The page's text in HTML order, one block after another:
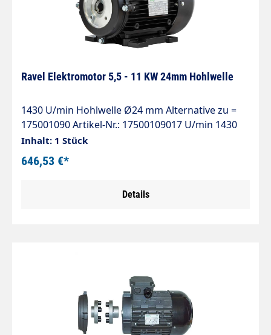
Ravel Elektromotor 5,5 - 11 KW 24mm Hohlwelle
1430 U/min Hohlwelle Ø24 mm Alternative zu =
175001090 Artikel-Nr.: 17500109017 U/min 1430
400 Volt 5,5 / 7,5 / 11 KW verfügbar IP54
20.0/11.55A / 25.1/14.5A / 32,4/16,9A
Inhalt: 1 Stück
646,53 €*
Details